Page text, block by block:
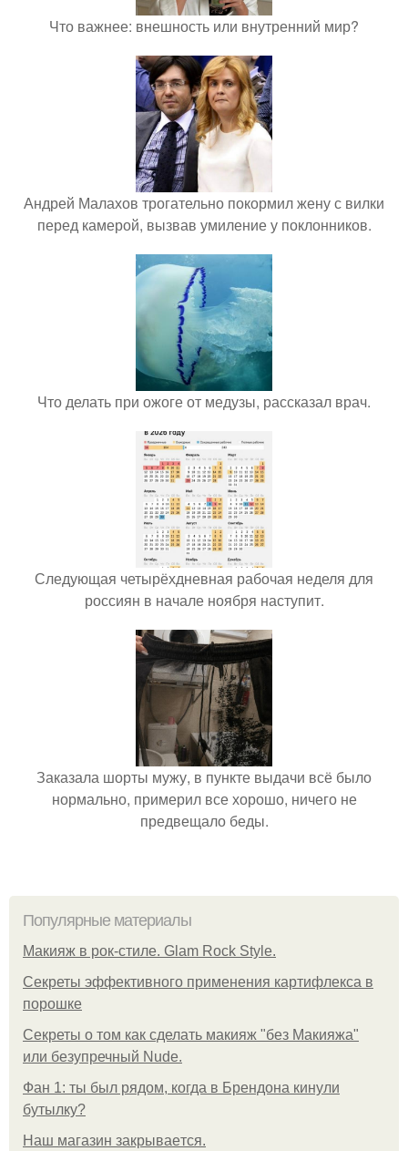
Что важнее: внешность или внутренний мир?
Андрей Малахов трогательно покормил жену с вилки
перед камерой, вызвав умиление у поклонников.
Что делать при ожоге от медузы, рассказал врач.
Следующая четырёхдневная рабочая неделя для
россиян в начале ноября наступит.
Заказала шорты мужу, в пункте выдачи всё было
нормально, примерил все хорошо, ничего не
предвещало беды.
Популярные материалы
Макияж в рок-стиле. Glam Rock Style.
Секреты эффективного применения картифлекса в
порошке
Секреты о том как сделать макияж "без Макияжа"
или безупречный Nude.
Фан 1: ты был рядом, когда в Брендона кинули
бутылку?
Нaш магaзин зaкрывaeтся.